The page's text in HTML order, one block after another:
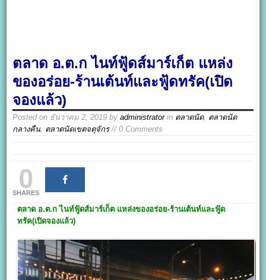
ตลาด อ.ต.ก ไนท์ฟู้ดส์มาร์เก็ต แหล่ง
ของอร่อย-ร้านเต้นท์และฟู้ดทรัค(เปิด
จองแล้ว)
Posted on ธันวาคม 2, 2019 byadministratorin ตลาดนัด, ตลาดนัด
กลางคืน, ตลาดนัดเขตจตุจักร// 0 Comments
0
SHARES
ตลาด อ.ต.ก ไนท์ฟู้ดส์มาร์เก็ต แหล่งของอร่อย-ร้านเต้นท์และฟู้ด
ทรัค(เปิดจองแล้ว)